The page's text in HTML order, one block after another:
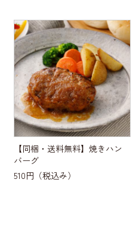
【同梱・送料無料】焼きハン
バーグ
510円 （税込み）